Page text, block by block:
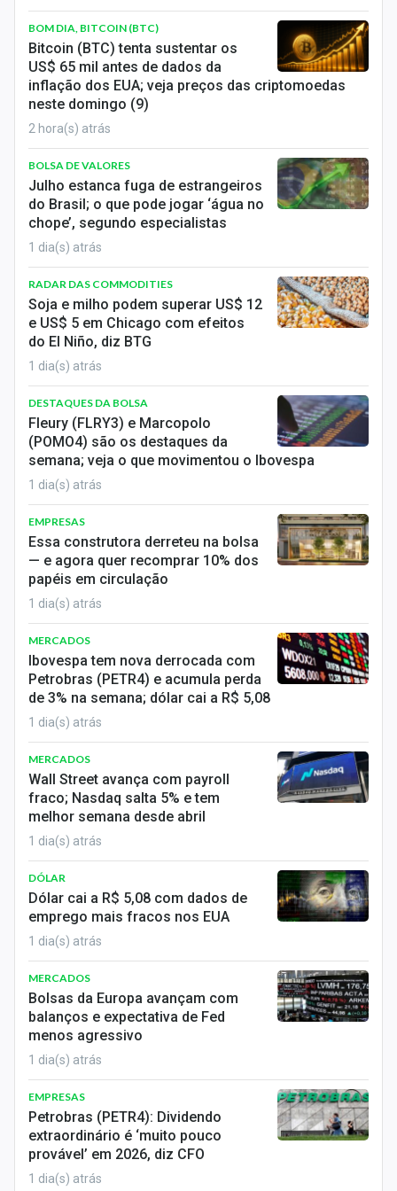
Empresas
Brasil
Política
Colunas
Especiais
Internacional
Marketing
Tecnologia
Conteúdo de Marca
Sobre
Expediente
Contato
BOM DIA, BITCOIN (BTC)
Bitcoin (BTC) tenta sustentar os
US$ 65 mil antes de dados da
inflação dos EUA; veja preços das criptomoedas
neste domingo (9)
2 hora(s) atrás
BOLSA DE VALORES
Julho estanca fuga de estrangeiros
do Brasil; o que pode jogar ‘água no
chope’, segundo especialistas
1 dia(s) atrás
RADAR DAS COMMODITIES
Soja e milho podem superar US$ 12
e US$ 5 em Chicago com efeitos
do El Niño, diz BTG
1 dia(s) atrás
DESTAQUES DA BOLSA
Fleury (FLRY3) e Marcopolo
(POMO4) são os destaques da
semana; veja o que movimentou o Ibovespa
1 dia(s) atrás
EMPRESAS
Essa construtora derreteu na bolsa
— e agora quer recomprar 10% dos
papéis em circulação
1 dia(s) atrás
MERCADOS
Ibovespa tem nova derrocada com
Petrobras (PETR4) e acumula perda
de 3% na semana; dólar cai a R$ 5,08
1 dia(s) atrás
MERCADOS
Wall Street avança com payroll
fraco; Nasdaq salta 5% e tem
melhor semana desde abril
1 dia(s) atrás
DÓLAR
Dólar cai a R$ 5,08 com dados de
emprego mais fracos nos EUA
1 dia(s) atrás
MERCADOS
Bolsas da Europa avançam com
balanços e expectativa de Fed
menos agressivo
1 dia(s) atrás
EMPRESAS
Petrobras (PETR4): Dividendo
extraordinário é ‘muito pouco
provável’ em 2026, diz CFO
1 dia(s) atrás